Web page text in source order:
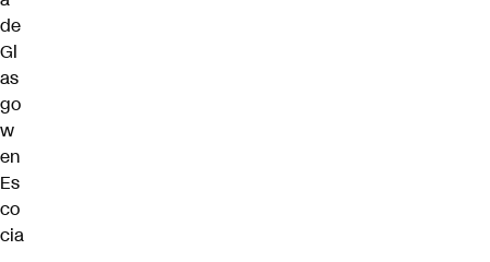
de
Gl
as
go
w
en
Es
co
cia